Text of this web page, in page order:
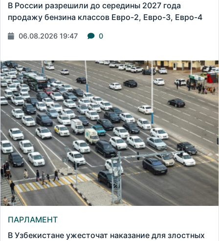
В России разрешили до середины 2027 года
продажу бензина классов Евро-2, Евро-3, Евро-4
06.08.2026 19:47 0
ПАРЛАМЕНТ
В Узбекистане ужесточат наказание для злостных